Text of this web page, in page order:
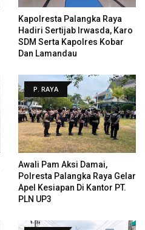
Kapolresta Palangka Raya
Hadiri Sertijab Irwasda, Karo
SDM Serta Kapolres Kobar
Dan Lamandau
P. RAYA
Awali Pam Aksi Damai,
Polresta Palangka Raya Gelar
Apel Kesiapan Di Kantor PT.
PLN UP3